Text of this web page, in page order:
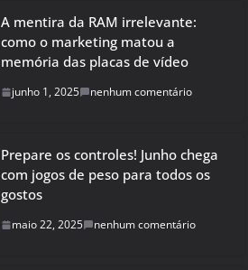
A mentira da RAM irrelevante:
como o marketing matou a
memória das placas de vídeo
junho 1, 2025 nenhum comentário
Prepare os controles! Junho chega
com jogos de peso para todos os
gostos
maio 22, 2025 nenhum comentário